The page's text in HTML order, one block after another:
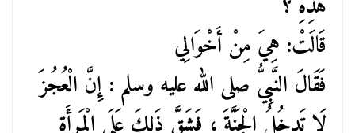
قَالَتْ: هِيَ مِنْ أَخْوَالِي
فَقَالَ النَّبِيُّ صلى الله عليه وسلم : إِنَّ الْعُجُزَ